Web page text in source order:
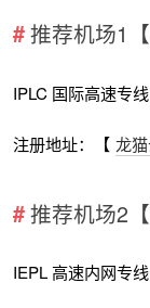
推荐机场1【
IPLC 国际高速专
注册地址：【 龙
推荐机场2
IEPL 高速内网专